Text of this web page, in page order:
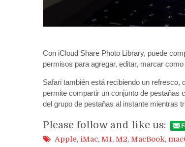
Con iCloud Share Photo Library, puede
permisos para agregar, editar, marcar
Safari también está recibiendo un refresco,
permite compartir un conjunto de pestañas
del grupo de pestañas al instante mientras
Please follow and like us:
Apple, iMac, M1, M2, MacBook,